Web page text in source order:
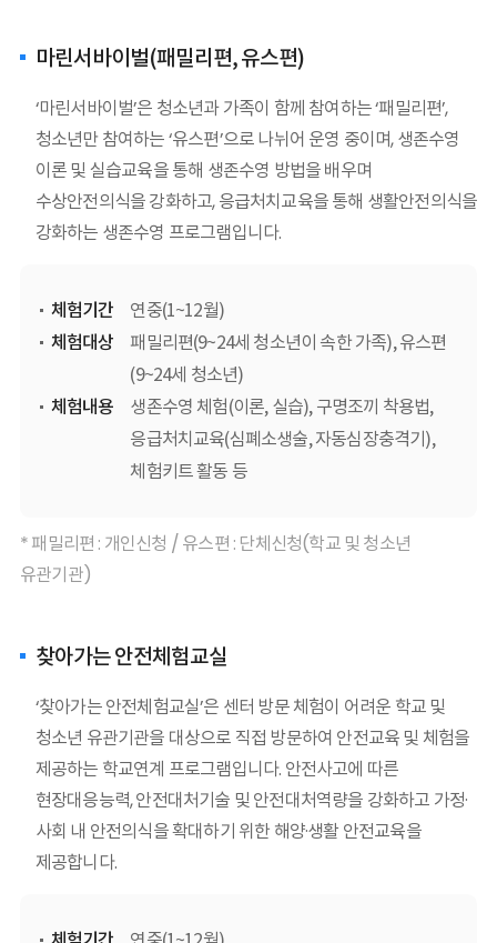
마린서바이벌(패밀리편, 유스편)
‘마린서바이벌’은 청소년과 가족이 함께 참여하는 ‘패밀리편’,
청소년만 참여하는 ‘유스편’으로 나뉘어 운영 중이며, 생존수영
이론 및 실습교육을 통해 생존수영 방법을 배우며
수상안전의식을 강화하고, 응급처치교육을 통해 생활안전의식을
강화하는 생존수영 프로그램입니다.
체험기간 연중(1~12월)
체험대상
패밀리편(9~24세 청소년이 속한 가족), 유스편
(9~24세 청소년)
체험내용
생존수영 체험(이론, 실습), 구명조끼 착용법,
응급처치교육(심폐소생술, 자동심장충격기),
체험키트 활동 등
* 패밀리편 : 개인신청 / 유스편 : 단체신청(학교 및 청소년
유관기관)
찾아가는 안전체험교실
‘찾아가는 안전체험교실’은 센터 방문 체험이 어려운 학교 및
청소년 유관기관을 대상으로 직접 방문하여 안전교육 및 체험을
제공하는 학교연계 프로그램입니다. 안전사고에 따른
현장대응능력, 안전대처기술 및 안전대처역량을 강화하고 가정·
사회 내 안전의식을 확대하기 위한 해양·생활 안전교육을
제공합니다.